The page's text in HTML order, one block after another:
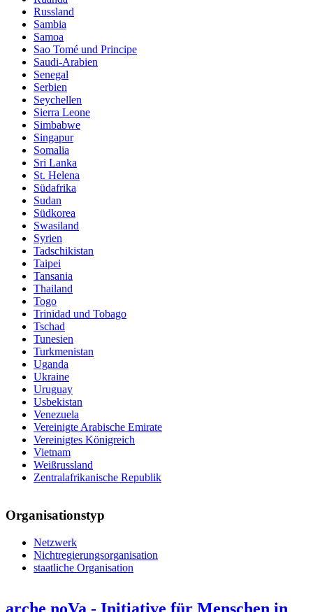
Russland
Sambia
Samoa
Sao Tomé und Principe
Saudi-Arabien
Senegal
Serbien
Seychellen
Sierra Leone
Simbabwe
Singapur
Somalia
Sri Lanka
St. Helena
Südafrika
Sudan
Südkorea
Swasiland
Syrien
Tadschikistan
Taipei
Tansania
Thailand
Togo
Trinidad und Tobago
Tschad
Tunesien
Turkmenistan
Uganda
Ukraine
Uruguay
Usbekistan
Venezuela
Vereinigte Arabische Emirate
Vereinigtes Königreich
Vietnam
Weißrussland
Zentralafrikanische Republik
Organisationstyp
Netzwerk
Nichtregierungsorganisation
staatliche Organisation